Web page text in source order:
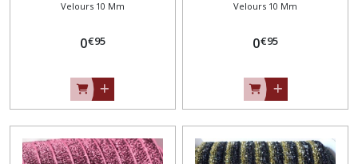
VERT D'EAU ** 10 mm **
Vendu au mètre
Velours 10 Mm
0€95
MARINE NOIR ** 10 mm **
Vendu au mètre
Velours 10 Mm
0€95